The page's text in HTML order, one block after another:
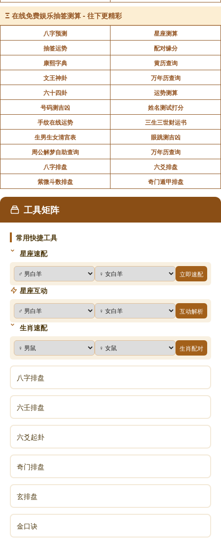
Ξ 在线免费娱乐抽签测算 - 往下更精彩
八字预测
星座测算
抽签运势
配对缘分
康熙字典
黄历查询
文王神卦
万年历查询
六十四卦
运势测算
号码测吉凶
姓名测试打分
手纹在线运势
三生三世财运书
生男生女清宫表
眼跳测吉凶
周公解梦自助查询
万年历查询
八字排盘
六爻排盘
紫微斗数排盘
奇门遁甲排盘
工具矩阵
常用快捷工具
星座速配
立即速配
星座互动
互动解析
生肖速配
生肖配对
八字排盘
六壬排盘
六爻起卦
奇门排盘
玄排盘
金口诀